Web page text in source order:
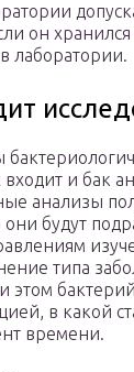
он
лаборатории.
и бак
анализы
будут
типа
этом
в какой
времени.